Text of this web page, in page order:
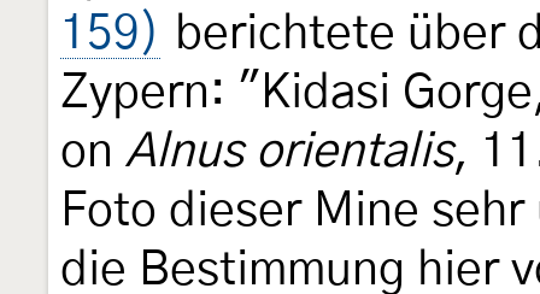
159) berichtete über
Zypern: "Kidasi
on Alnus orientalis,
Foto dieser Mine
die Bestimmung hier